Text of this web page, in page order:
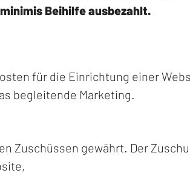
Beihilfe ausbezahlt.
für die Einrichtung einer
begleitende Marketing.
Zuschüssen gewährt. Der